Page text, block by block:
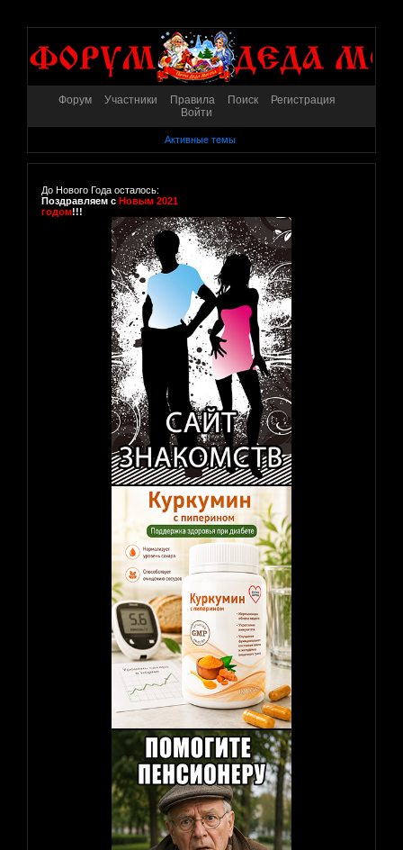
Форум Участники Правила Поиск
Регистрация
Войти
Активные темы
До Нового Года осталось:
Поздравляем с Новым 2021
годом!!!